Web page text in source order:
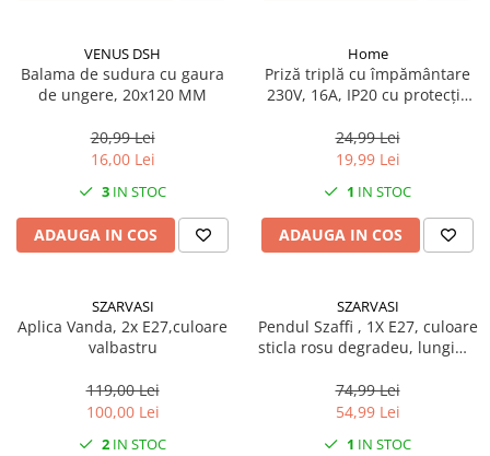
VENUS DSH
Balama de sudura cu gaura
de ungere, 20x120 MM
20,99 Lei
16,00 Lei
3 IN STOC
ADAUGA IN COS
Home
Priză triplă cu împământare
230V, 16A, IP20 cu protecție
24,99 Lei
19,99 Lei
1 IN STOC
ADAUGA IN COS
SZARVASI
Aplica Vanda, 2x E27,culoare
valbastru
119,00 Lei
100,00 Lei
2 IN STOC
SZARVASI
Pendul Szaffi , 1X E27, culoare
sticla rosu degradeu, lungime
74,99 Lei
54,99 Lei
1 IN STOC